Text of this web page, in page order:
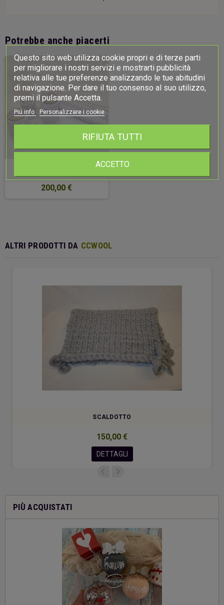
PIÙ ACQUISTATI
Potrebbe anche piacerti
200,00 €
ALTRI PRODOTTI DA CCWOOL
SCALDOTTO
150,00 €
DETTAGLI
Questo sito web utilizza cookie propri e di terze parti
per migliorare i nostri servizi e mostrarti pubblicità
relativa alle tue preferenze analizzando le tue abitudini
di navigazione. Per dare il tuo consenso al suo utilizzo,
premi il pulsante Accetta.
Piú info Personalizzare i cookie
RIFIUTA TUTTI
ACCETTO